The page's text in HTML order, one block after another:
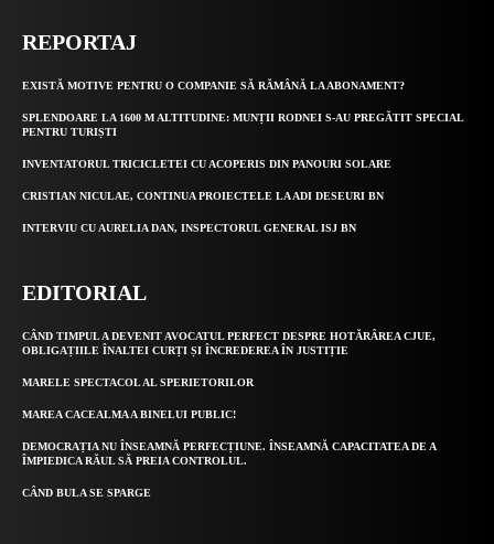
REPORTAJ
EXISTĂ MOTIVE PENTRU O COMPANIE SĂ RĂMÂNĂ LA ABONAMENT?
SPLENDOARE LA 1600 M ALTITUDINE: MUNȚII RODNEI S-AU PREGĂTIT SPECIAL
PENTRU TURIȘTI
INVENTATORUL TRICICLETEI CU ACOPERIS DIN PANOURI SOLARE
CRISTIAN NICULAE, CONTINUA PROIECTELE LA ADI DESEURI BN
INTERVIU CU AURELIA DAN, INSPECTORUL GENERAL ISJ BN
EDITORIAL
CÂND TIMPUL A DEVENIT AVOCATUL PERFECT DESPRE HOTĂRÂREA CJUE,
OBLIGAȚIILE ÎNALTEI CURȚI ȘI ÎNCREDEREA ÎN JUSTIȚIE
MARELE SPECTACOL AL SPERIETORILOR
MAREA CACEALMA A BINELUI PUBLIC!
DEMOCRAȚIA NU ÎNSEAMNĂ PERFECȚIUNE. ÎNSEAMNĂ CAPACITATEA DE A
ÎMPIEDICA RĂUL SĂ PREIA CONTROLUL.
CÂND BULA SE SPARGE